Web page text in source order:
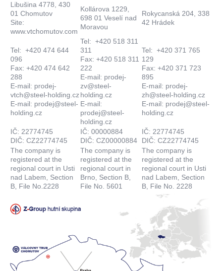
Libušina 4778, 430
01 Chomutov
Site:
www.vtchomutov.com
Kollárova 1229,
698 01 Veselí nad
Moravou
Rokycanská 204, 338
42 Hrádek
Tel: +420 474 644
096
Fax: +420 474 642
288
E-mail: prodej-
vtch@steel-holding.cz
E-mail: prodej@steel-
holding.cz
Tel: +420 518 311
311
Fax: +420 518 311
222
E-mail: prodej-
zv@steel-
holding.cz
E-mail:
prodej@steel-
holding.cz
Tel: +420 371 765
129
Fax: +420 371 723
895
E-mail: prodej-
zh@steel-holding.cz
E-mail: prodej@steel-
holding.cz
IČ: 22774745
DIČ: CZ22774745
IČ: 00000884
DIČ: CZ00000884
IČ: 22774745
DIČ: CZ22774745
The company is
registered at the
regional court in Usti
nad Labem, Section
B, File No.2228
The company is
registered at the
regional court in
Brno, Section B,
File No. 5601
The company is
registered at the
regional court in Usti
nad Labem, Section
B, File No. 2228